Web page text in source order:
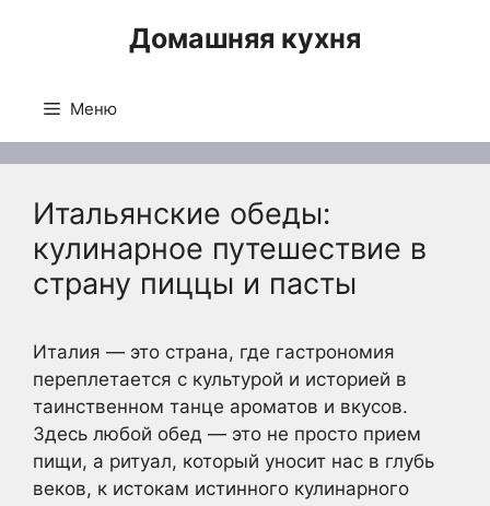
Домашняя кухня
Меню
Итальянские обеды:
кулинарное путешествие в
страну пиццы и пасты
Италия — это страна, где гастрономия
переплетается с культурой и историей в
таинственном танце ароматов и вкусов.
Здесь любой обед — это не просто прием
пищи, а ритуал, который уносит нас в глубь
веков, к истокам истинного кулинарного